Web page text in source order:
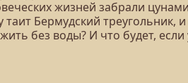
жизней забрали
таит Бермудский треугольник,
без воды? И что будет, если